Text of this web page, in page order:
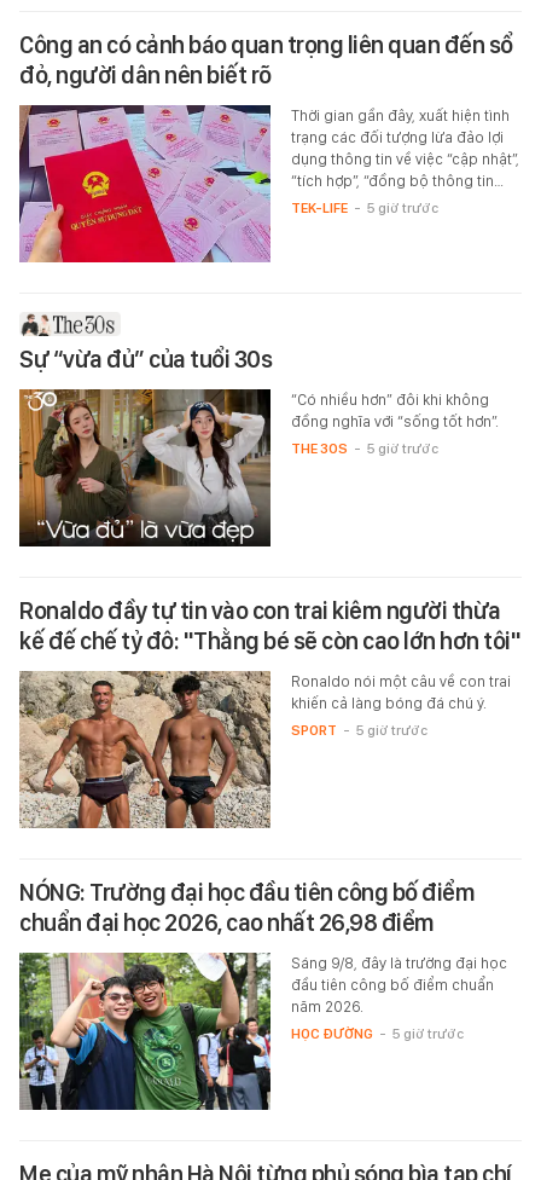
Công an có cảnh báo quan trọng liên quan đến sổ
đỏ, người dân nên biết rõ
Thời gian gần đây, xuất hiện tình
trạng các đối tượng lừa đảo lợi
dụng thông tin về việc “cập nhật”,
“tích hợp”, “đồng bộ thông tin…
TEK-LIFE - 5 giờ trước
Sự “vừa đủ” của tuổi 30s
“Có nhiều hơn” đôi khi không
đồng nghĩa với “sống tốt hơn”.
THE 30S - 5 giờ trước
Ronaldo đầy tự tin vào con trai kiêm người thừa
kế đế chế tỷ đô: "Thằng bé sẽ còn cao lớn hơn tôi"
Ronaldo nói một câu về con trai
khiến cả làng bóng đá chú ý.
SPORT - 5 giờ trước
NÓNG: Trường đại học đầu tiên công bố điểm
chuẩn đại học 2026, cao nhất 26,98 điểm
Sáng 9/8, đây là trường đại học
đầu tiên công bố điểm chuẩn
năm 2026.
HỌC ĐƯỜNG - 5 giờ trước
Mẹ của mỹ nhân Hà Nội từng phủ sóng bìa tạp chí